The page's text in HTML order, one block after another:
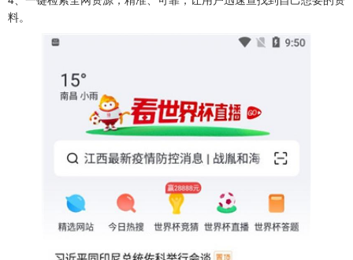
料。